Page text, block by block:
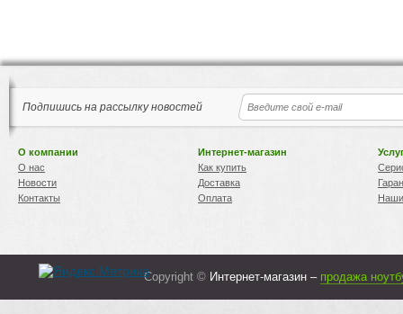
Подпишись на рассылку новостей
О компании
О нас
Новости
Контакты
Интернет-магазин
Как купить
Доставка
Оплата
Copyright © Интернет-магазин – продажа